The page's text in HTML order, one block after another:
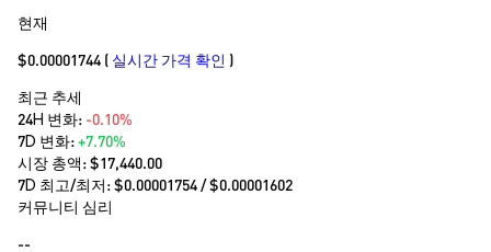
현재
$0.00001744 ( 실시간 가격 확인 )
최근 추세
24H 변화: -0.10%
7D 변화:+7.70%
시장 총액:$17,440.00
7D 최고/최저: $0.00001754/ $0.00001602
커뮤니티 심리
--